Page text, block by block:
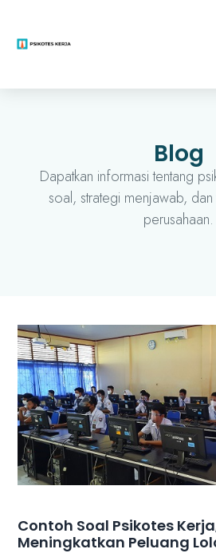
Blog
Dapatkan informasi tentang
soal, strategi menjawab,
perusahaan.
Contoh Soal Psikotes
Meningkatkan Peluang